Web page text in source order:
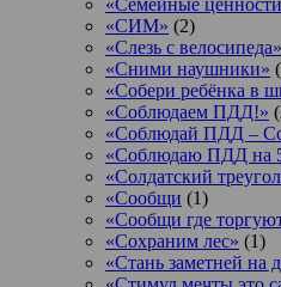
«Семейные
«СИМ» (2)
«Слезь с велосипеда»
«Сними наушники»
«Собери ребёнка в
«Соблюдаем ПДД!»
«Соблюдай ПДД –
«Соблюдаю ПДД на
«Солдатский
«Сообщи (1)
«Сообщи где
«Сохраним лес» (1)
«Стань заметней на